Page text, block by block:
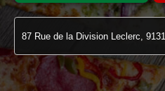
VOTRE COMPTE
NOTRE RESTAURANT
VOS AVIS